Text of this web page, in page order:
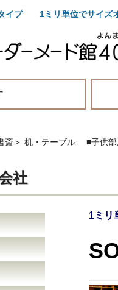
イプ 1ミリ単位でサイズ
斎＞ 机・テーブル ■子供
社
1ミリ